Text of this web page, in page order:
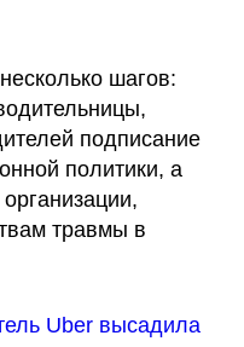
шагов:
подписание
политики, а
травмы в
Uber высадила